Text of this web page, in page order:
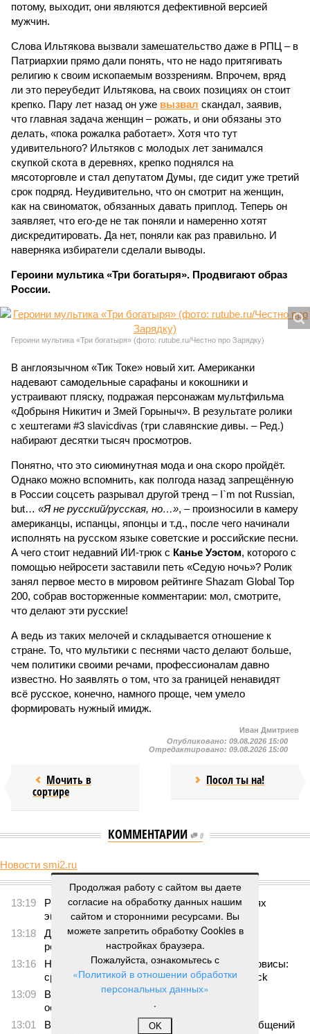
потому, выходит, они являются дефективной версией
мужчин.
Слова Ильтякова вызвали замешательство даже в РПЦ – в
Патриархии прямо дали понять, что не надо притягивать
религию к своим ископаемым воззрениям. Впрочем, вряд
ли это переубедит Ильтякова, на своих позициях он стоит
крепко. Пару лет назад он уже вызвал скандал, заявив,
что главная задача женщин – рожать, и они обязаны это
делать, «пока рожалка работает». Хотя что тут
удивительного? Ильтяков с молодых лет занимался
скупкой скота в деревнях, крепко поднялся на
мясоторговле и стал депутатом Думы, где сидит уже третий
срок подряд. Неудивительно, что он смотрит на женщин,
как на свиноматок, обязанных давать приплод. Теперь он
заявляет, что его-де не так поняли и намеренно хотят
дискредитировать. Да нет, поняли как раз правильно. И
наверняка избиратели сделали выводы.
Героини мультика «Три богатыря». Продвигают образ
России.
Героини мультика «Три богатыря» (фото: rutube.ru/Честно про Зарядку)
В англоязычном «Тик Токе» новый хит. Американки
надевают самодельные сарафаны и кокошники и
устраивают пляску, подражая персонажам мультфильма
«Добрыня Никитич и Змей Горыныч». В результате ролики
с хештегами #3 slavicdivas (три славянские дивы. – Ред.)
набирают десятки тысяч просмотров.
Понятно, что это сиюминутная мода и она скоро пройдёт.
Однако можно вспомнить, как полгода назад запрещённую
в России соцсеть разрывал другой тренд – I`m not Russian,
but… «Я не русский/русская, но…», – произносили в камеру
американцы, испанцы, японцы и т.д., после чего начинали
исполнять на русском языке советские и российские песни.
А чего стоит недавний ИИ-трюк с Канье Уэстом, которого с
помощью нейросети заставили петь «Седую ночь»? Ролик
занял первое место в мировом рейтинге Shazam Global Top
200, собрав восторженные комментарии: мол, смотрите,
что делают эти русские!
А ведь из таких мелочей и складывается отношение к
стране. То, что мультики с песнями часто делают больше,
чем политики своими речами, профессионалам давно
известно. Но заявлять о том, что за границей ненавидят
всё русское, конечно, намного проще, чем умело
формировать нужный имидж.
Иван Дмитриев
Опубликовано: 09.08.2026 15:00
Отредактировано: 09.08.2026 15:00
Мочить в
сортире
Посол ты на!
КОММЕНТАРИИ 0
Новости smi2.ru
Украина //Киев перешёл к террору гражданских, пора давать
адекватный ответ
Киев перешёл к террору гражданских, пора давать
адекватный ответ
Мочить в сортире
Продолжая работу с сайтом вы даете
согласие на обработку данных нашим
сайтом и сторонними ресурсами. Вы
можете запретить обработку Cookies в
настройках браузера.
Пожалуйста, ознакомьтесь с
«Политикой в отношении обработки
персональных данных»
.
OK